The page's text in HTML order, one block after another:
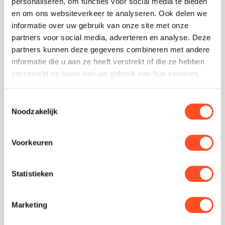
en om ons websiteverkeer te analyseren. Ook delen we
informatie over uw gebruik van onze site met onze
partners voor social media, adverteren en analyse. Deze
partners kunnen deze gegevens combineren met andere
informatie die u aan ze heeft verstrekt of die ze hebben
verzameld op basis van uw gebruik van hun services.
Noodzakelijk
Voorkeuren
Statistieken
Marketing
TRAPBESCHERMING
verbouwing: welke opties
Lees meer